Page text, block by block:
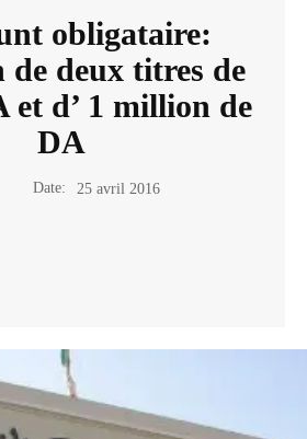
obligataire:
de deux titres de
et d’ 1 million de
DA
Date: 25 avril 2016